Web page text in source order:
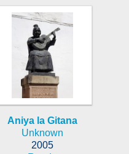
Aniya la Gitana
Unknown
2005